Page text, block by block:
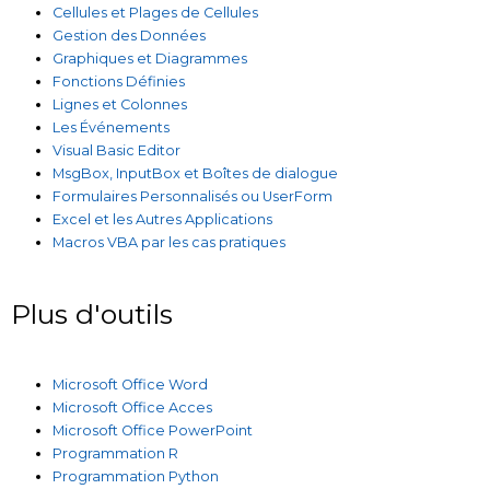
Cellules et Plages de Cellules
Gestion des Données
Graphiques et Diagrammes
Fonctions Définies
Lignes et Colonnes
Les Événements
Visual Basic Editor
MsgBox, InputBox et Boîtes de dialogue
Formulaires Personnalisés ou UserForm
Excel et les Autres Applications
Macros VBA par les cas pratiques
Plus d'outils
Microsoft Office Word
Microsoft Office Acces
Microsoft Office PowerPoint
Programmation R
Programmation Python